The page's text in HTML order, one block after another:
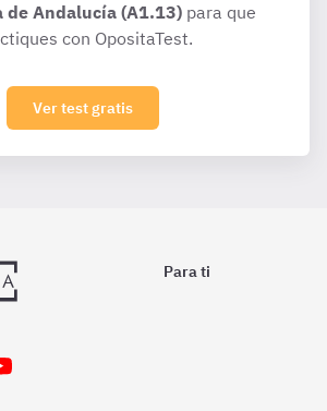
de Andalucía (A1.13)para que
con OpositaTest.
Ver test gratis
Para ti